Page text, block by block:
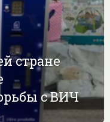
стране
с ВИЧ